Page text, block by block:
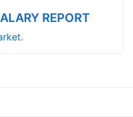
REPORT